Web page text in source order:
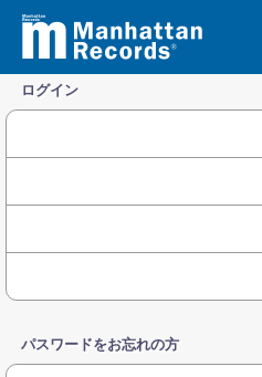
ログイン
パスワードをお忘れの方